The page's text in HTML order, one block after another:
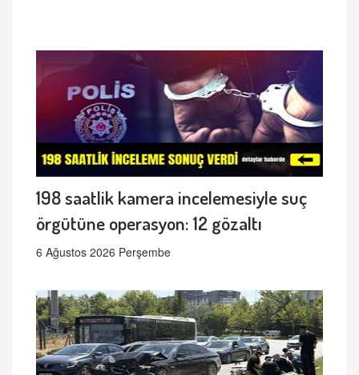
198 saatlik kamera incelemesiyle suç
örgütüne operasyon: 12 gözaltı
6 Ağustos 2026 Perşembe